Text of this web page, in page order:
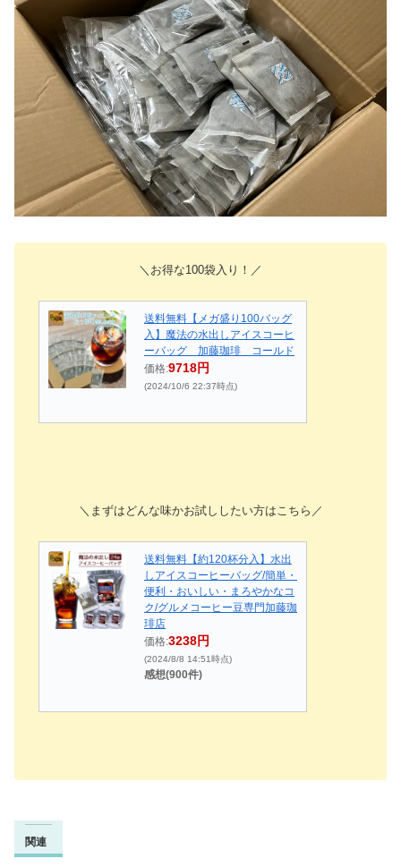
＼お得な100袋入り！／
送料無料【メガ盛り100バッグ
入】魔法の水出しアイスコーヒ
ーバッグ 加藤珈琲 コールド
価格:9718円
(2024/10/6 22:37時点)
＼まずはどんな味かお試ししたい方はこちら／
送料無料【約120杯分入】水出
しアイスコーヒーバッグ/簡単・
便利・おいしい・まろやかなコ
ク/グルメコーヒー豆専門加藤珈
琲店
価格:3238円
(2024/8/8 14:51時点)
感想(900件)
関連